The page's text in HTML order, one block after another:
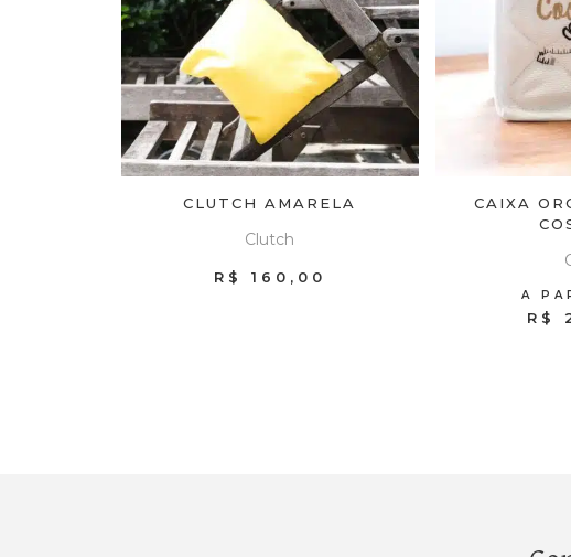
CLUTCH AMARELA
Clutch
R$ 160,00
CAIXA
A
R$